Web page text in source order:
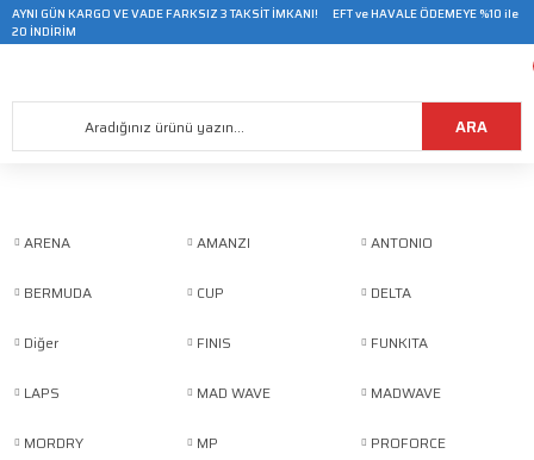
AYNI GÜN KARGO VE VADE FARKSIZ 3 TAKSİT İMKANI! EFT ve HAVALE ÖDEMEYE %10 ile
20 İNDİRİM
ARA
ARENA AMANZI ANTONIO
BERMUDA CUP DELTA
Diğer FINIS FUNKITA
LAPS MAD WAVE MADWAVE
MORDRY MP PROFORCE